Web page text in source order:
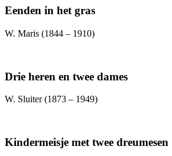
Eenden in het gras
W. Maris (1844 – 1910)
Drie heren en twee dames
W. Sluiter (1873 – 1949)
Kindermeisje met twee dreumesen